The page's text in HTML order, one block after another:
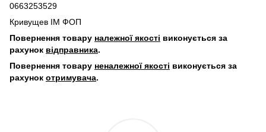
0663253529
Кривущев ІМ ФОП
Повернення товару належної якості виконується за
рахунок відправника.
Повернення товару неналежної якості виконується за
рахунок отримувача.